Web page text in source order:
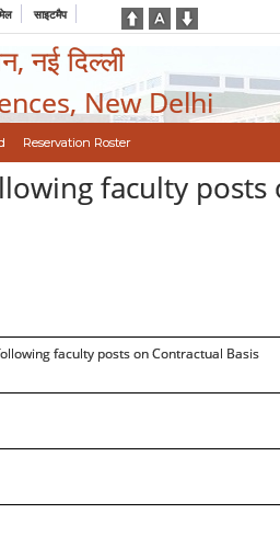
साइटमैप
नई दिल्ली
New Delhi
Reservation Roster
faculty posts
faculty posts on Contractual Basis